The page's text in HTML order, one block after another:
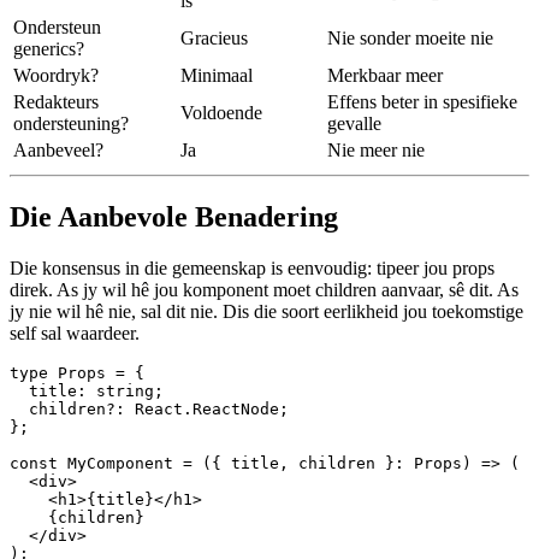
Kenmerk
function
const Component: FC
Sluit children in?
Net as dit verklaar
is
Word altyd ingesluit
Ondersteun
generics?
Gracieus
Nie sonder moeite nie
Woordryk?
Minimaal
Merkbaar meer
Redakteurs
ondersteuning?
Voldoende
Effens beter in spesifieke
gevalle
Aanbeveel?
Nie meer nie
Die Aanbevole Benadering
Die konsensus in die gemeenskap is eenvoudig: tipeer jou props
direk. As jy wil hê jou komponent moet children aanvaar, sê dit. As
jy nie wil hê nie, sal dit nie. Dis die soort eerlikheid jou toekomstige
self sal waardeer.
type Props = {
  title: string;
  children?: React.ReactNode;